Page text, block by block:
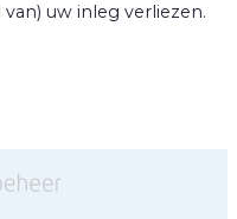
uw inleg verliezen.